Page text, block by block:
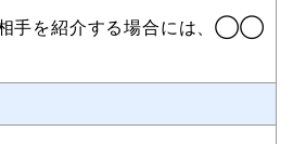
相手を紹介する場合には、◯◯